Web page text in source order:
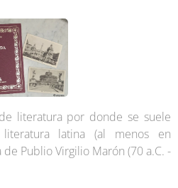
literatura por donde se suele
latina (al menos en
Publio Virgilio Marón (70 a.C. -